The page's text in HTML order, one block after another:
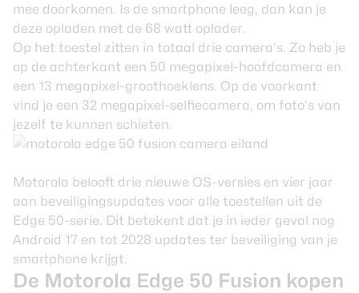
mee doorkomen. Is de smartphone leeg, dan kan je
deze opladen met de 68 watt oplader.
Op het toestel zitten in totaal drie camera’s. Zo heb je
op de achterkant een 50 megapixel-hoofdcamera en
een 13 megapixel-groothoeklens. Op de voorkant
vind je een 32 megapixel-selfiecamera, om foto’s van
jezelf te kunnen schieten.
Motorola belooft drie nieuwe OS-versies en vier jaar
aan beveiligingsupdates voor alle toestellen uit de
Edge 50-serie. Dit betekent dat je in ieder geval nog
Android 17 en tot 2028 updates ter beveiliging van je
smartphone krijgt.
De Motorola Edge 50 Fusion kopen